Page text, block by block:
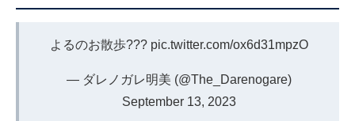
よるのお散歩??? pic.twitter.com/ox6d31mpzO
— ダレノガレ明美 (@The_Darenogare)
September 13, 2023